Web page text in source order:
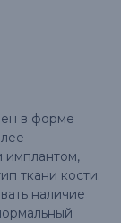
в форме
имплантом,
ткани кости.
наличие